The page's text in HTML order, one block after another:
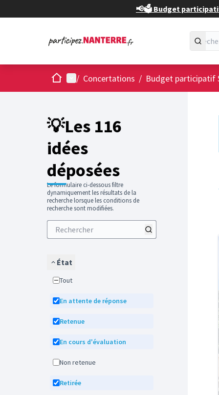
📢🗳️ Budget participatif
AccueilMenu principal
/ Concertations / Budget participatif
💡Les 116
idées
déposées
Le formulaire ci-dessous filtre
dynamiquement les résultats de la
recherche lorsque les conditions de
recherche sont modifiées.
État
Tout
En attente de réponse
Retenue
En cours d'évaluation
Non retenue
Retirée